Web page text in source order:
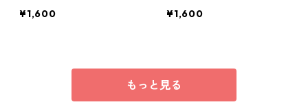
ーデ ベスト・シャツ・パ
¥1,600 ¥1,600
もっと見る